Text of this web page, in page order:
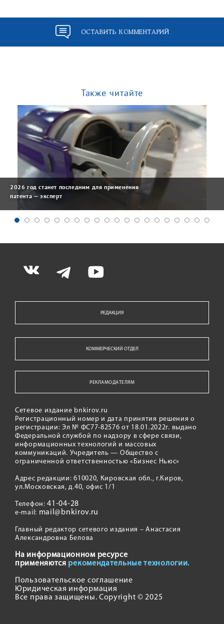
ОСТАВИТЬ КОММЕНТАРИЙ
Также читайте
2026 год станет последним для применения
патента — эксперт
РЕДАКЦИЯ
КОММЕРЧЕСКИЙ ОТДЕЛ
РЕКЛАМОДАТЕЛЯМ
Сетевое издание bnkirov.ru
Регистрационный номер и дата принятия решения о
регистрации: Эл № ФС77-82576 от 18.01.2022г. выдано
Федеральной службой по надзору в сфере связи,
информационных технологий и массовых
коммуникаций. Учредитель — Общество с
ограниченной ответственностью «Бизнес Ньюс»
Адрес редакции: 610020, Кировская обл., г.Киров,
ул.Московская, д.40, офис 1/1
Телефон:41-04-28
e-mail: mail@bnkirov.ru
Главный редактор сетевого издания – Анастасия
Александровна Белова
На информационном ресурсе
применяются рекомендательные технологии.
Пользовательское соглашение
Юридическая информация
Все права защищены. Copyright © 2025